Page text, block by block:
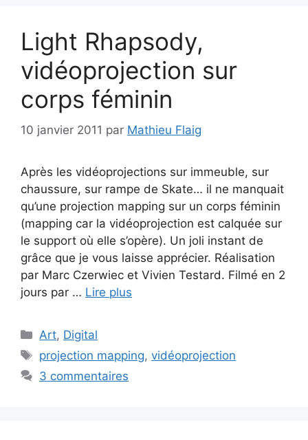
Light Rhapsody,
vidéoprojection sur
corps féminin
10 janvier 2011 par Mathieu Flaig
Après les vidéoprojections sur immeuble, sur
chaussure, sur rampe de Skate… il ne manquait
qu’une projection mapping sur un corps féminin
(mapping car la vidéoprojection est calquée sur
le support où elle s’opère). Un joli instant de
grâce que je vous laisse apprécier. Réalisation
par Marc Czerwiec et Vivien Testard. Filmé en 2
jours par … Lire plus
Catégories
Art, Digital
Étiquettes
projection mapping,vidéoprojection
3 commentaires